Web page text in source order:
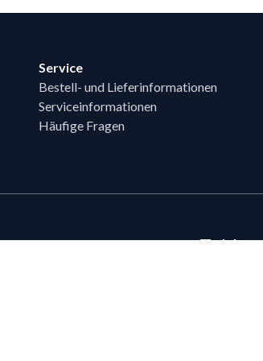
Service
Bestell- und Lieferinformationen
Serviceinformationen
Häufige Fragen